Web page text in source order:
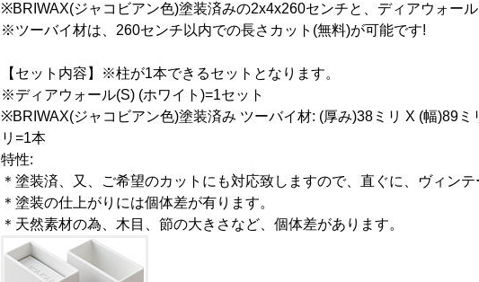
※BRIWAX(ジャコビアン色)塗装済みの2x4x260センチと、ディアウォー
※ツーバイ材は、260センチ以内での長さカット(無料)が可能です!
【セット内容】※柱が1本できるセットとなります。
※ディアウォール(S) (ホワイト)=1セット
※BRIWAX(ジャコビアン色)塗装済み ツーバイ材: (厚み)38ミリ X (幅)89
リ=1本
特性:
＊塗装済、又、ご希望のカットにも対応致しますので、直ぐに、ヴィン
＊塗装の仕上がりには個体差が有ります。
＊天然素材の為、木目、節の大きさなど、個体差があります。